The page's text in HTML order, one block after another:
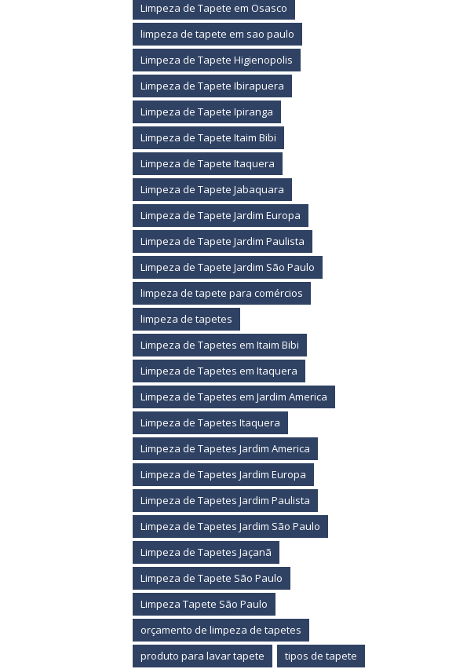
Limpeza de Tapete em Osasco
limpeza de tapete em sao paulo
Limpeza de Tapete Higienopolis
Limpeza de Tapete Ibirapuera
Limpeza de Tapete Ipiranga
Limpeza de Tapete Itaim Bibi
Limpeza de Tapete Itaquera
Limpeza de Tapete Jabaquara
Limpeza de Tapete Jardim Europa
Limpeza de Tapete Jardim Paulista
Limpeza de Tapete Jardim São Paulo
limpeza de tapete para comércios
limpeza de tapetes
Limpeza de Tapetes em Itaim Bibi
Limpeza de Tapetes em Itaquera
Limpeza de Tapetes em Jardim America
Limpeza de Tapetes Itaquera
Limpeza de Tapetes Jardim America
Limpeza de Tapetes Jardim Europa
Limpeza de Tapetes Jardim Paulista
Limpeza de Tapetes Jardim São Paulo
Limpeza de Tapetes Jaçanã
Limpeza de Tapete São Paulo
Limpeza Tapete São Paulo
orçamento de limpeza de tapetes
produto para lavar tapete
tipos de tapete